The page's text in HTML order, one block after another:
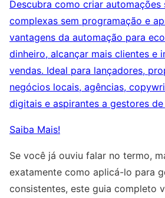
Descubra como criar automações
complexas sem programação e
vantagens da automação para
dinheiro, alcançar mais clientes e
vendas. Ideal para lançadores,
negócios locais, agências,
digitais e aspirantes a gestores
Saiba Mais!
Se você já ouviu falar no termo,
exatamente como aplicá-lo para
consistentes, este guia completo